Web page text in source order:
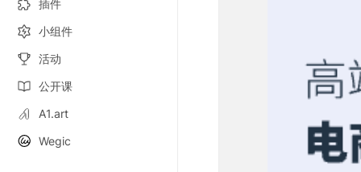
插件
小组件
活动
公开课
A1.art
Wegic